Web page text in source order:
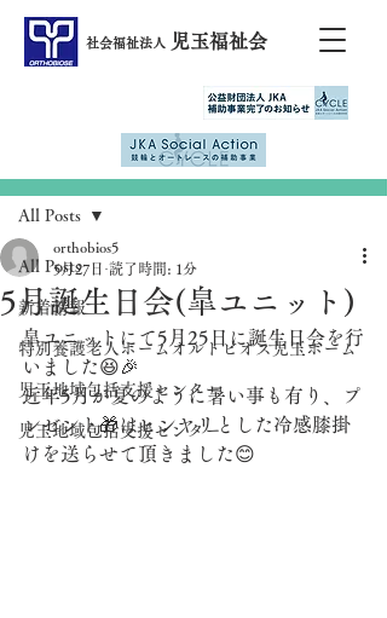
社会福祉法人 児玉福祉会
All Posts
新着情報
特別養護老人ホームオルトビオス児玉ホーム
児玉地域包括支援センター
児玉地域包括支援センター
All Posts
5月誕生日会(皐ユニット)
orthobios5
5月27日 読了時間: 1分
皐ユニットにて5月25日に誕生日会を行
いました😆🎉
近年5月が夏のように暑い事も有り、プ
レゼント🎁はヒンヤリとした冷感膝掛
けを送らせて頂きました😊